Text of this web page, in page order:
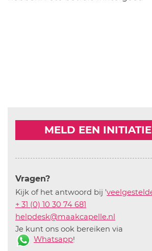
MELD EEN
Vragen?
Kijk of het antwoord bij '
+ 31 (0) 10 30 74 681
helpdesk@maakcapelle.nl
Je kunt ons ook bereiken via
Whatsapp!